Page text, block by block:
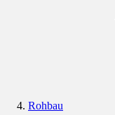
Rohbau